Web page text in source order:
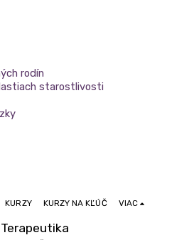
rodín
starostlivosti
Terapeutika
KURZY KURZY NA KĽÚČ VIAC